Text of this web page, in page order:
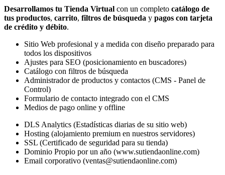
Desarrollamos tu Tienda Virtual con un completo catálogo de
tus productos, carrito, filtros de búsqueda y pagos con tarjeta
de crédito y débito.
Sitio Web profesional y a medida con diseño preparado para
todos los dispositivos
Ajustes para SEO (posicionamiento en buscadores)
Catálogo con filtros de búsqueda
Administrador de productos y contactos (CMS - Panel de
Control)
Formulario de contacto integrado con el CMS
Medios de pago online y offline
DLS Analytics (Estadísticas diarias de su sitio web)
Hosting (alojamiento premium en nuestros servidores)
SSL (Certificado de seguridad para su tienda)
Dominio Propio por un año (www.sutiendaonline.com)
Email corporativo (ventas@sutiendaonline.com)